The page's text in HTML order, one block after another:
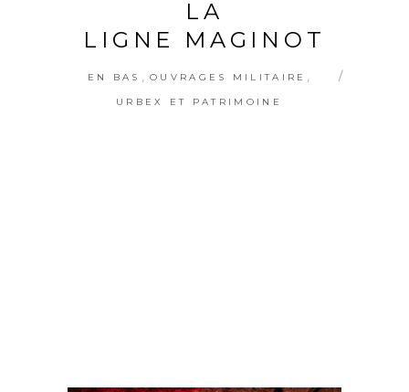
LA
LIGNE MAGINOT
EN BAS OUVRAGES MILITAIRE
URBEX ET PATRIMOINE